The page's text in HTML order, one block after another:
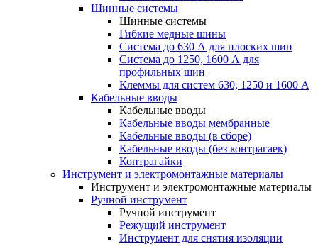
Шинные системы
Шинные системы
Гибкие медные шины
Система до 630 А для плоских шин
Система до 1250, 1600 А для
профильных шин
Клеммы для систем 630, 1250 и 1600 А
Кабельные вводы
Кабельные вводы
Кабельные вводы мембранные
Кабельные вводы (в сборе)
Кабельные вводы (без контрагаек)
Контрагайки
Инструмент и электромонтажные материалы
Инструмент и электромонтажные материалы
Ручной инструмент
Ручной инструмент
Режущий инструмент
Инструмент для снятия изоляции